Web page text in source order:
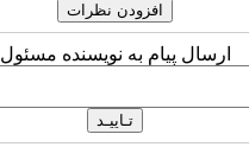
ارسال پیام به نویسنده مسئول